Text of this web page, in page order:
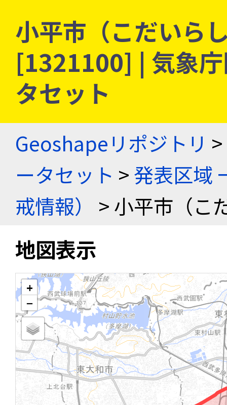
小平市（こだいら
[1321100] | 気象
タセット
Geoshapeリポジトリ >
ータセット >発表区域
戒情報）
> 小平市（こ
地図表示
+
−